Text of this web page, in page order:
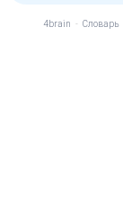
4brain - Словарь